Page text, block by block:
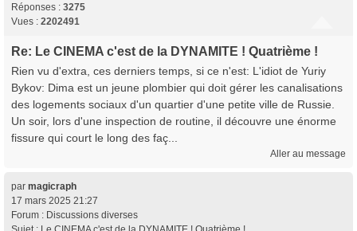
Réponses : 3275
Vues : 2202491
Re: Le CINEMA c'est de la DYNAMITE ! Quatrième !
Rien vu d'extra, ces derniers temps, si ce n'est: L'idiot de Yuriy
Bykov: Dima est un jeune plombier qui doit gérer les canalisations
des logements sociaux d'un quartier d'une petite ville de Russie.
Un soir, lors d'une inspection de routine, il découvre une énorme
fissure qui court le long des faç...
Aller au message
par magicraph
17 mars 2025 21:27
Forum : Discussions diverses